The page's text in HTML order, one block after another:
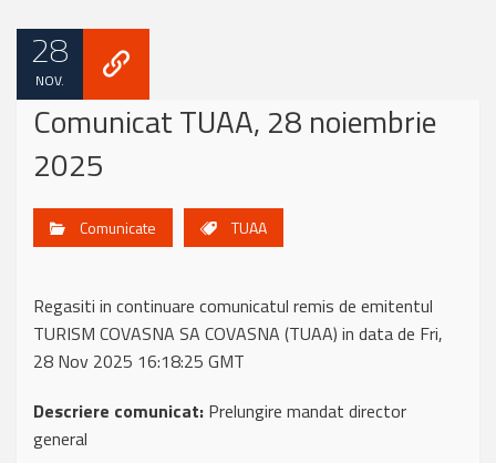
28
NOV.
Comunicat TUAA, 28 noiembrie
2025
Comunicate TUAA
Regasiti in continuare comunicatul remis de emitentul
TURISM COVASNA SA COVASNA (TUAA) in data de Fri,
28 Nov 2025 16:18:25 GMT
Descriere comunicat: Prelungire mandat director
general